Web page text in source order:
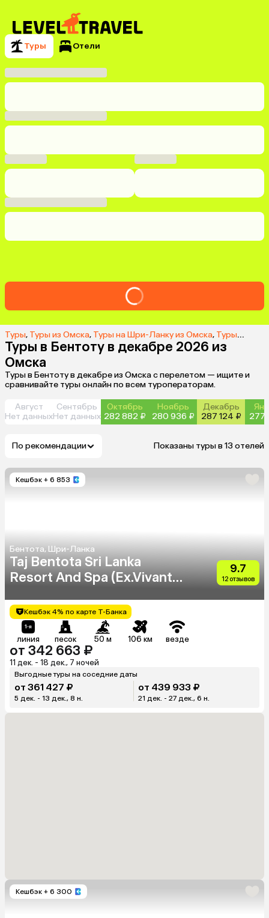
Туры Отели
Туры, Туры из Омска, Туры на Шри-Ланку из Омска, Туры в Бентоту из Омска
Туры в Бентоту в декабре 2026 из
Омска
Туры в Бентоту в декабре из Омска с перелетом — ищите и
сравнивайте туры онлайн по всем туроператорам.
Август
Нет данных
Сентябрь
Нет данных
Октябрь
282 882 ₽
Ноябрь
280 936 ₽
Декабрь
287 124 ₽
277
По рекомендации Показаны туры в 13 отелей
Кешбэк + 6 853
Бентота, Шри-Ланка
Taj Bentota Sri Lanka
Resort And Spa (Ex.Vivanta
9.7
12 отзывов
Кешбэк 4% по карте Т-Банка
линия песок 50 м 106 км везде
от 342 663 ₽
11 дек. - 18 дек., 7 ночей
Выгодные туры на соседние даты
от 361 427 ₽
5 дек. - 13 дек., 8 н.
от 439 933 ₽
21 дек. - 27 дек., 6 н.
Кешбэк + 6 300